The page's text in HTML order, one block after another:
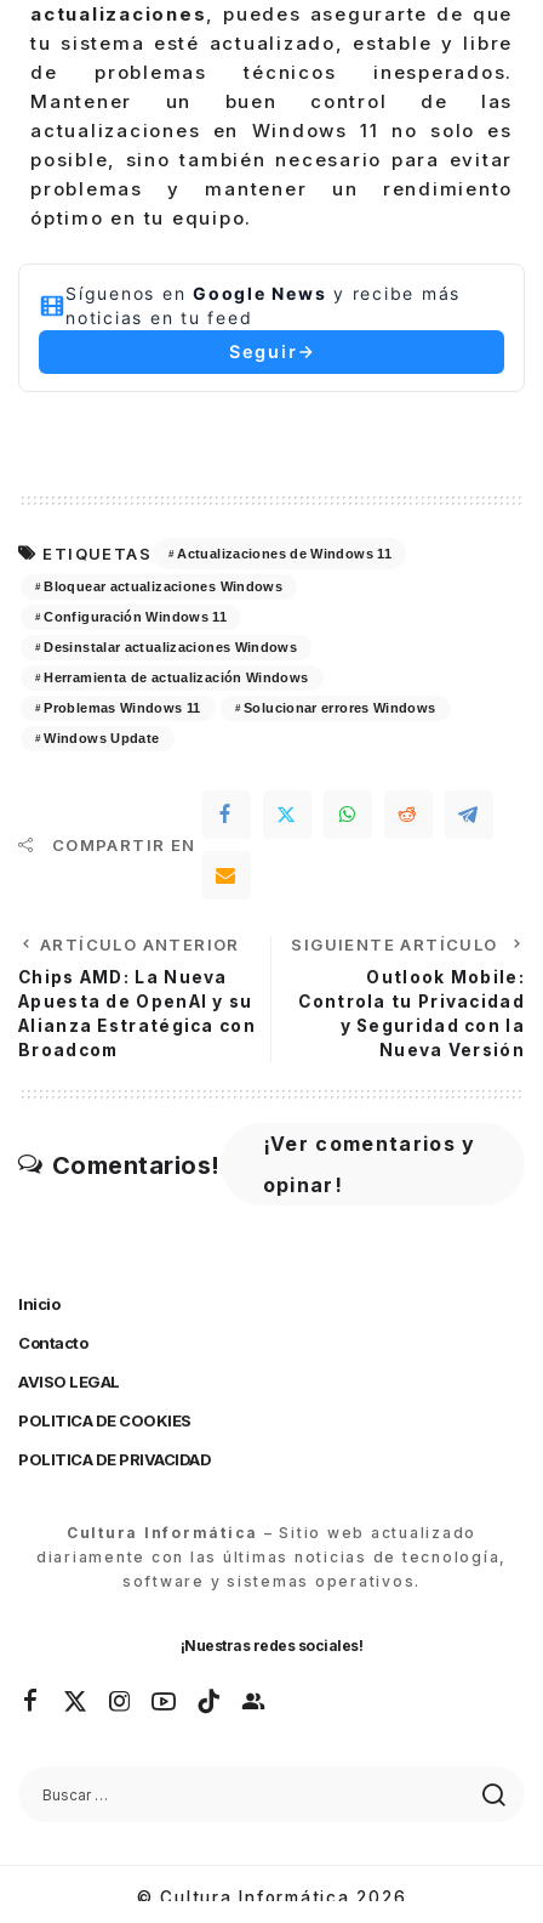
actualizaciones
, puedes asegurarte de que
tu sistema esté actualizado, estable y libre
de problemas técnicos inesperados.
Mantener un buen control de las
actualizaciones en Windows 11 no solo es
posible, sino también necesario para evitar
problemas y mantener un rendimiento
óptimo en tu equipo.
Síguenos en Google News y recibe más
noticias en tu feed
Seguir
ETIQUETAS Actualizaciones de Windows 11
Bloquear actualizaciones Windows
Configuración Windows 11
Desinstalar actualizaciones Windows
Herramienta de actualización Windows
Problemas Windows 11 Solucionar errores Windows
Windows Update
COMPARTIR EN
ARTÍCULO ANTERIOR
Chips AMD: La Nueva
Apuesta de OpenAI y su
Alianza Estratégica con
Broadcom
SIGUIENTE ARTÍCULO
Outlook Mobile:
Controla tu Privacidad
y Seguridad con la
Nueva Versión
Comentarios!
¡Ver comentarios y
opinar!
Inicio
Contacto
AVISO LEGAL
POLITICA DE COOKIES
POLITICA DE PRIVACIDAD
Cultura Informática – Sitio web actualizado
diariamente con las últimas noticias de tecnología,
software y sistemas operativos.
¡Nuestras redes sociales!
© Cultura Informática 2026